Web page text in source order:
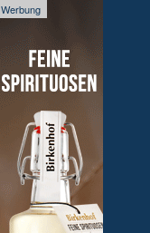
Werbung